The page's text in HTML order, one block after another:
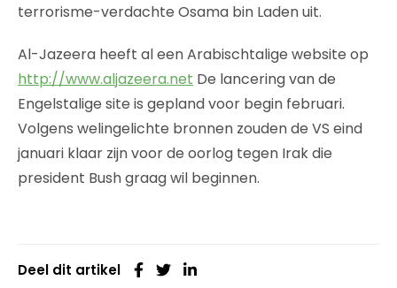
terrorisme-verdachte Osama bin Laden uit.
Al-Jazeera heeft al een Arabischtalige website op
http://www.aljazeera.net De lancering van de
Engelstalige site is gepland voor begin februari.
Volgens welingelichte bronnen zouden de VS eind
januari klaar zijn voor de oorlog tegen Irak die
president Bush graag wil beginnen.
Deel dit artikel